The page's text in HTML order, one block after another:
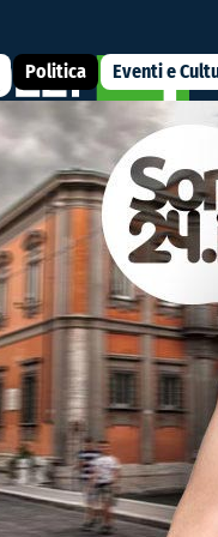
Politica Eventi e